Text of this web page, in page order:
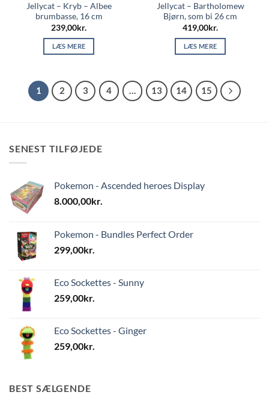
Jellycat – Kryb – Albee
brumbasse, 16 cm
239,00kr.
LÆS MERE
Jellycat – Bartholomew
Bjørn, som bi 26 cm
419,00kr.
LÆS MERE
1 2 3 4 … 13 14 15
SENEST TILFØJEDE
Pokemon - Ascended heroes Display
8.000,00kr.
Pokemon - Bundles Perfect Order
299,00kr.
Eco Sockettes - Sunny
259,00kr.
Eco Sockettes - Ginger
259,00kr.
BEST SÆLGENDE